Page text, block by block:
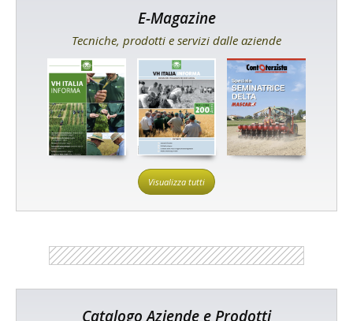
E-Magazine
Tecniche, prodotti e servizi dalle aziende
Visualizza tutti
Catalogo Aziende e Prodotti